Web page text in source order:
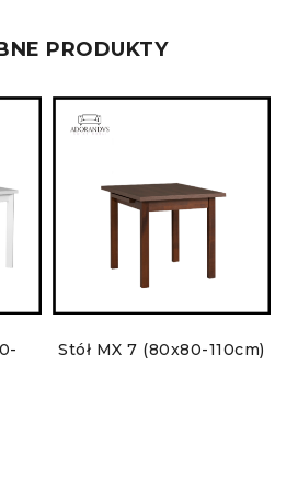
PRODUKTY
Stół MX 7 (80x80-110cm)